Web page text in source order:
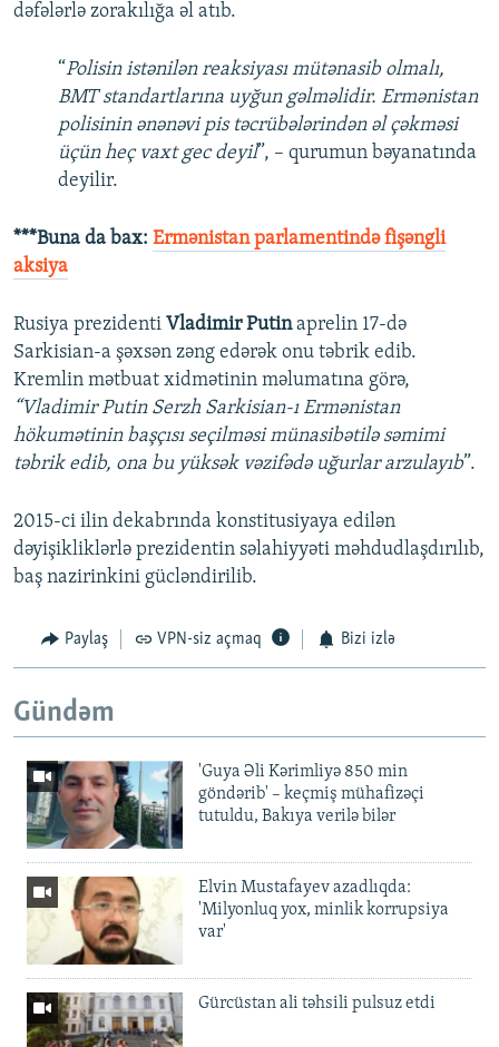
dəfələrlə zorakılığa əl atıb.
“Polisin istənilən reaksiyası mütənasib olmalı,
BMT standartlarına uyğun gəlməlidir. Ermənistan
polisinin ənənəvi pis təcrübələrindən əl çəkməsi
üçün heç vaxt gec deyil”, – qurumun bəyanatında
deyilir.
***Buna da bax: Ermənistan parlamentində fişəngli
aksiya
Rusiya prezidenti Vladimir Putinaprelin 17-də
Sarkisian-a şəxsən zəng edərək onu təbrik edib.
Kremlin mətbuat xidmətinin məlumatına görə,
“Vladimir Putin Serzh Sarkisian-ı Ermənistan
hökumətinin başçısı seçilməsi münasibətilə səmimi
təbrik edib, ona bu yüksək vəzifədə uğurlar arzulayıb”.
2015-ci ilin dekabrında konstitusiyaya edilən
dəyişikliklərlə prezidentin səlahiyyəti məhdudlaşdırılıb,
baş nazirinkini gücləndirilib.
Paylaş VPN-siz açmaq Bizi izlə
Gündəm
'Guya Əli Kərimliyə 850 min
göndərib' – keçmiş mühafizəçi
tutuldu, Bakıya verilə bilər
Elvin Mustafayev azadlıqda:
'Milyonluq yox, minlik korrupsiya
var'
Gürcüstan ali təhsili pulsuz etdi